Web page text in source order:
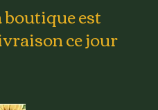
est
ce jour